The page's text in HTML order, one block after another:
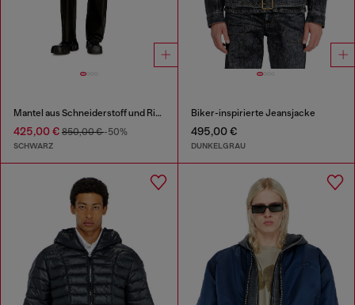
Mantel aus Schneiderstoff und Rippstrick
425,00 € 850,00 €-50%
SCHWARZ
Biker-inspirierte Jeansjacke
495,00 €
DUNKELGRAU